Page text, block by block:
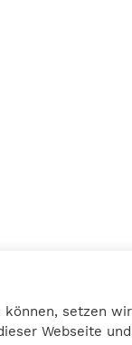
Kontakt
setzen
Webseite